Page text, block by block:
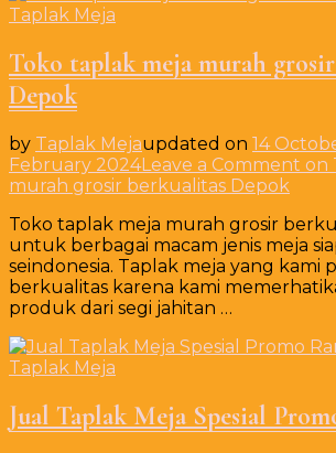
Taplak Meja
Toko taplak meja murah
Depok
by Taplak Mejaupdated on 14
February 2024Leave a Comment on
murah grosir berkualitas Depok
Toko taplak meja murah grosir
untuk berbagai macam jenis meja
seindonesia. Taplak meja yang kami
berkualitas karena kami
produk dari segi jahitan …
Taplak Meja
Jual Taplak Meja Spesial